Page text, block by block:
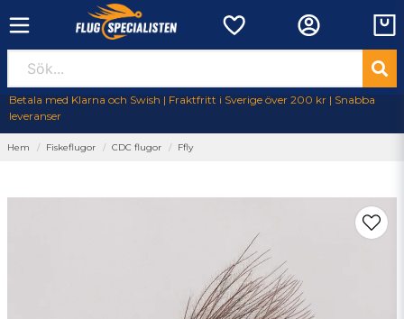
Betala med Klarna och Swish | Fraktfritt i Sverige över 200 kr | Snabba
leveranser
Hem Fiskeflugor CDC flugor Ffly